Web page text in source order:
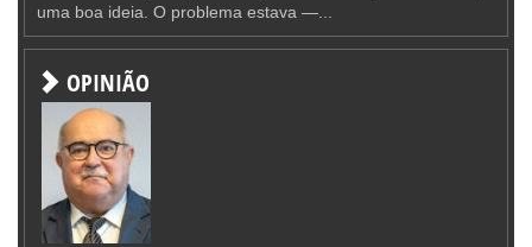
uma boa ideia. O problema estava —...
OPINIÃO